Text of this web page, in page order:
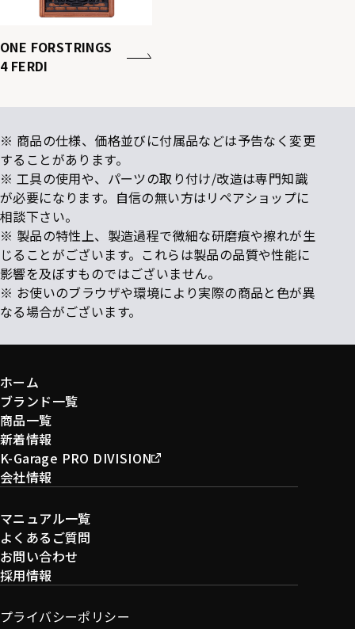
ONE FORSTRINGS
4 FERDI
※ 商品の仕様、価格並びに付属品などは予告なく変更
することがあります。
※ 工具の使用や、パーツの取り付け/改造は専門知識
が必要になります。自信の無い方はリペアショップに
相談下さい。
※ 製品の特性上、製造過程で微細な研磨痕や擦れが生
じることがございます。これらは製品の品質や性能に
影響を及ぼすものではございません。
※ お使いのブラウザや環境により実際の商品と色が異
なる場合がございます。
ホーム
ブランド一覧
商品一覧
新着情報
K-Garage PRO DIVISION
会社情報
マニュアル一覧
よくあるご質問
お問い合わせ
採用情報
プライバシーポリシー